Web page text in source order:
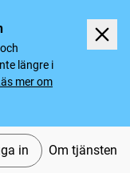
längre i
mer om
in Om tjänsten